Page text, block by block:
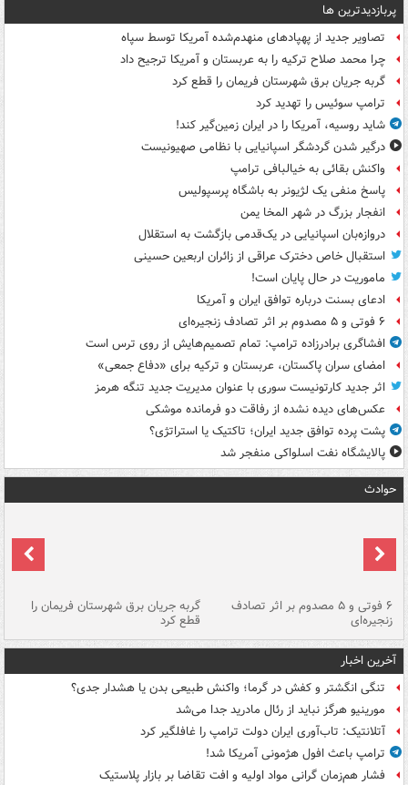
پربازدیدترین ها
تصاویر جدید از پهپادهای منهدم‌شده آمریکا توسط سپاه
چرا محمد صلاح ترکیه را به عربستان و آمریکا ترجیح داد
گربه جریان برق شهرستان فریمان را قطع کرد
ترامپ سوئیس را تهدید کرد
شاید روسیه، آمریکا را در ایران زمین‌گیر کند!
درگیر شدن گردشگر اسپانیایی با نظامی صهیونیست
واکنش بقائی به خیالبافی ترامپ
پاسخ منفی یک لژیونر به باشگاه پرسپولیس
انفجار بزرگ در شهر المخا یمن
دروازه‌بان اسپانیایی در یک‌قدمی بازگشت به استقلال
استقبال خاص دخترک عراقی از زائران اربعین حسینی
ماموریت در حال پایان است!
ادعای بسنت درباره توافق ایران و آمریکا
۶ فوتی و ۵ مصدوم بر اثر تصادف زنجیره‌ای
افشاگری برادرزاده ترامپ: تمام تصمیم‌هایش از روی ترس است
امضای سران پاکستان، عربستان و ترکیه برای «دفاع جمعی»
اثر جدید کارتونیست سوری با عنوان مدیریت جدید تنگه هرمز
عکس‌های دیده نشده از رفاقت دو فرمانده‌ موشکی
پشت پرده توافق جدید ایران؛ تاکتیک یا استراتژی؟
پالایشگاه نفت اسلواکی منفجر شد
حوادث
۶ فوتی و ۵ مصدوم بر اثر تصادف
زنجیره‌ای
گربه جریان برق شهرستان فریمان را
قطع کرد
آخرین اخبار
تنگی انگشتر و کفش در گرما؛ واکنش طبیعی بدن یا هشدار جدی؟
مورینیو هرگز نباید از رئال مادرید جدا می‌شد
آتلانتیک: تاب‌آوری ایران دولت ترامپ را غافلگیر کرد
ترامپ باعث افول هژمونی آمریکا شد!
فشار هم‌زمان گرانی مواد اولیه و افت تقاضا بر بازار پلاستیک